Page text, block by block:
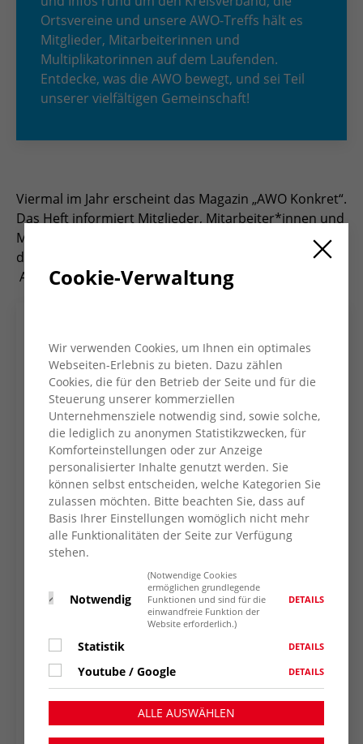
Ortsvereine und unsere AWO-Treffs hält es
Mitglieder, Mitarbeiterinnen und
Multiplikatorinnen auf dem Laufenden.
Entdecke, was die AWO bewegt, und sei Teil
unserer vielfältigen Gemeinschaft!
Viermal im Jahr erscheint das Magazin „AWO Konkret“.
Das Heft informiert Mitglieder, Mitarbeiter*innen und
Multiplikator*innen und bietet Einblicke in die Arbeit
des Kreisverbandes und seiner Ortsvereine und
AWO-Treffs.
Cookie-Verwaltung
Wir verwenden Cookies, um Ihnen ein optimales
Webseiten-Erlebnis zu bieten. Dazu zählen
Cookies, die für den Betrieb der Seite und für die
Steuerung unserer kommerziellen
Unternehmensziele notwendig sind, sowie solche,
die lediglich zu anonymen Statistikzwecken, für
Komforteinstellungen oder zur Anzeige
personalisierter Inhalte genutzt werden. Sie
können selbst entscheiden, welche Kategorien Sie
zulassen möchten. Bitte beachten Sie, dass auf
Basis Ihrer Einstellungen womöglich nicht mehr
alle Funktionalitäten der Seite zur Verfügung
stehen.
Notwendig
(Notwendige Cookies
ermöglichen grundlegende
Funktionen und sind für die
einwandfreie Funktion der
Website erforderlich.)
DETAILS
Statistik DETAILS
Youtube / Google DETAILS
ALLE AUSWÄHLEN